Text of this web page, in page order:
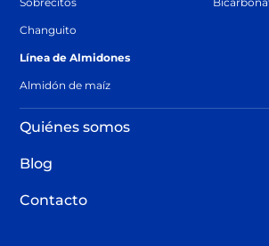
Changuito
Línea de Almidones
Almidón de maíz
Quiénes somos
Blog
Contacto